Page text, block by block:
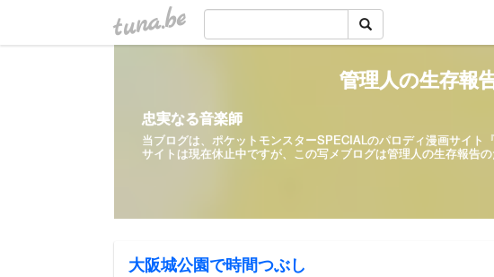
tuna.be
管理人の生存報
忠実なる音楽師
当ブログは、ポケットモンスターSPECIALのパロディ漫画サイ
サイトは現在休止中ですが、この写メブログは管理
大阪城公園で時間つぶし